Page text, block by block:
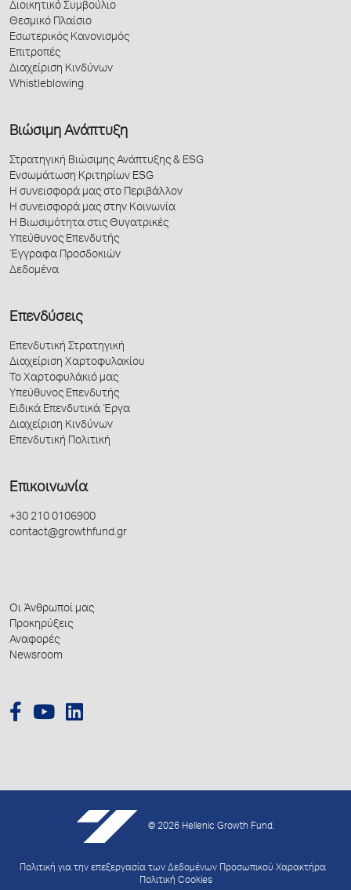
Διοικητικό Συμβούλιο
Θεσμικό Πλαίσιο
Εσωτερικός Κανονισμός
Επιτροπές
Διαχείριση Κινδύνων
Whistleblowing
Βιώσιμη Ανάπτυξη
Στρατηγική Βιώσιμης Ανάπτυξης & ESG
Ενσωμάτωση Κριτηρίων ESG
Η συνεισφορά μας στο Περιβάλλον
Η συνεισφορά μας στην Κοινωνία
Η Βιωσιμότητα στις Θυγατρικές
Υπεύθυνος Επενδυτής
Έγγραφα Προσδοκιών
Δεδομένα
Επενδύσεις
Επενδυτική Στρατηγική
Διαχείριση Χαρτοφυλακίου
Το Χαρτοφυλάκιό μας
Υπεύθυνος Επενδυτής
Ειδικά Επενδυτικά Έργα
Διαχείριση Κινδύνων
Επενδυτική Πολιτική
Επικοινωνία
+30 210 0106900
contact@growthfund.gr
Οι Άνθρωποί μας
Προκηρύξεις
Αναφορές
Newsroom
© 2026 Hellenic Growth Fund.
Πολιτική για την επεξεργασία των Δεδομένων Προσωπικού Χαρακτήρα
Πολιτική Cookies